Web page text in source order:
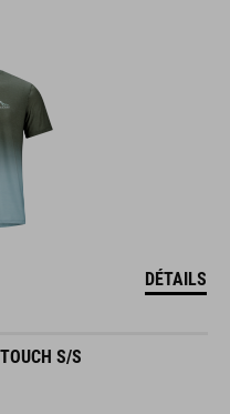
DÉTAILS
S/S